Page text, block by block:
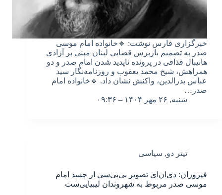
خبرگزاری فارس نوشت: 🔹خانواده امام موسی
صدر به تصمیم بازپرس قضایی لبنان مبنی بر آزادی
هانیبال قذافی در پرونده ناپدید شدن امام صدر و دو
همراهش، شیخ محمد یعقوب و روزنامه‌نگار سید
عباس بدرالدین، واکنش نشان داد. 🔹خانواده امام
صدر…
شنبه, ۲۶ مهر ۱۴۰۴ – ۰۹:۳۶
تیتر دو, سیاسی
فیروزان: دی‌ان‌ای تصویر بی‌بی‌سی از جسد امام
موسی صدر مربوط به شهروندان لیبیایی‌ست